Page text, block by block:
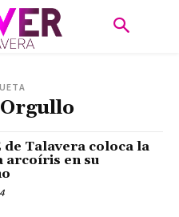
de Talavera coloca la
arcoíris en su